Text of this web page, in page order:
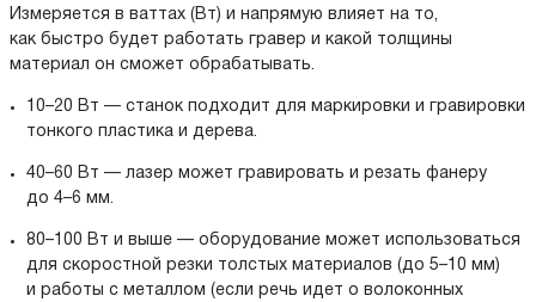
Измеряется в ваттах (Вт) и напрямую влияет на то,
как быстро будет работать гравер и какой толщины
материал он сможет обрабатывать.
10–20 Вт — станок подходит для маркировки и гравировки
тонкого пластика и дерева.
40–60 Вт — лазер может гравировать и резать фанеру
до 4–6 мм.
80–100 Вт и выше — оборудование может использоваться
для скоростной резки толстых материалов (до 5–10 мм)
и работы с металлом (если речь идет о волоконных